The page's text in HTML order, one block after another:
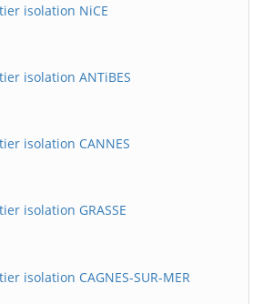
isolation NiCE
isolation ANTiBES
isolation CANNES
isolation GRASSE
isolation CAGNES-SUR-MER